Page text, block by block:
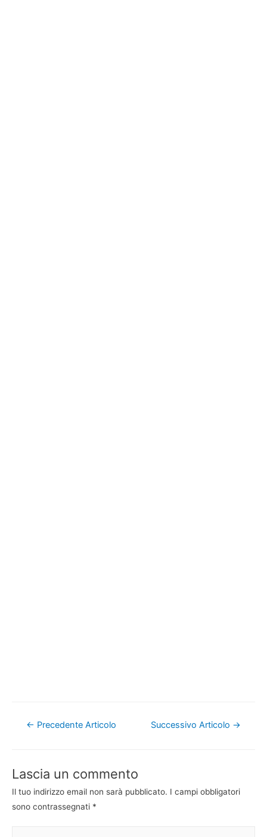
Navigazione
← Precedente Articolo Successivo Articolo →
Lascia un commento
Il tuo indirizzo email non sarà pubblicato. I campi obbligatori
sono contrassegnati *